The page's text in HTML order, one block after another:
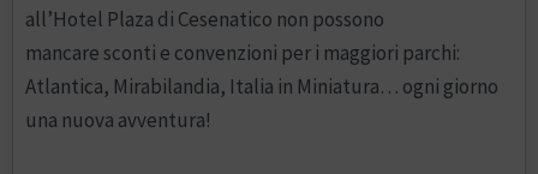
all’Hotel Plaza di Cesenatico non possono
mancare sconti e convenzioni per i maggiori parchi:
Atlantica, Mirabilandia, Italia in Miniatura… ogni giorno
una nuova avventura!